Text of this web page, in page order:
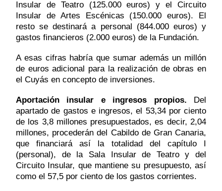
Insular de Teatro (125.000 euros) y el Circuito
Insular de Artes Escénicas (150.000 euros). El
resto se destinará a personal (844.000 euros) y
gastos financieros (2.000 euros) de la Fundación.
A esas cifras habría que sumar además un millón
de euros adicional para la realización de obras en
el Cuyás en concepto de inversiones.
Aportación insular e ingresos propios. Del
apartado de gastos e ingresos, el 53,34 por ciento
de los 3,8 millones presupuestados, es decir, 2,04
millones, procederán del Cabildo de Gran Canaria,
que financiará así la totalidad del capítulo I
(personal), de la Sala Insular de Teatro y del
Circuito Insular, que mantiene su presupuesto, así
como el 57,5 por ciento de los gastos corrientes.